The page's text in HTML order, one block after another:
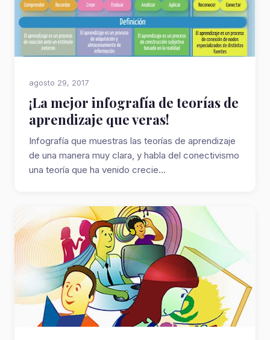
agosto 29, 2017
¡La mejor infografía de teorías de
aprendizaje que veras!
Infografía que muestras las teorías de aprendizaje
de una manera muy clara, y habla del conectivismo
una teoría que ha venido crecie...